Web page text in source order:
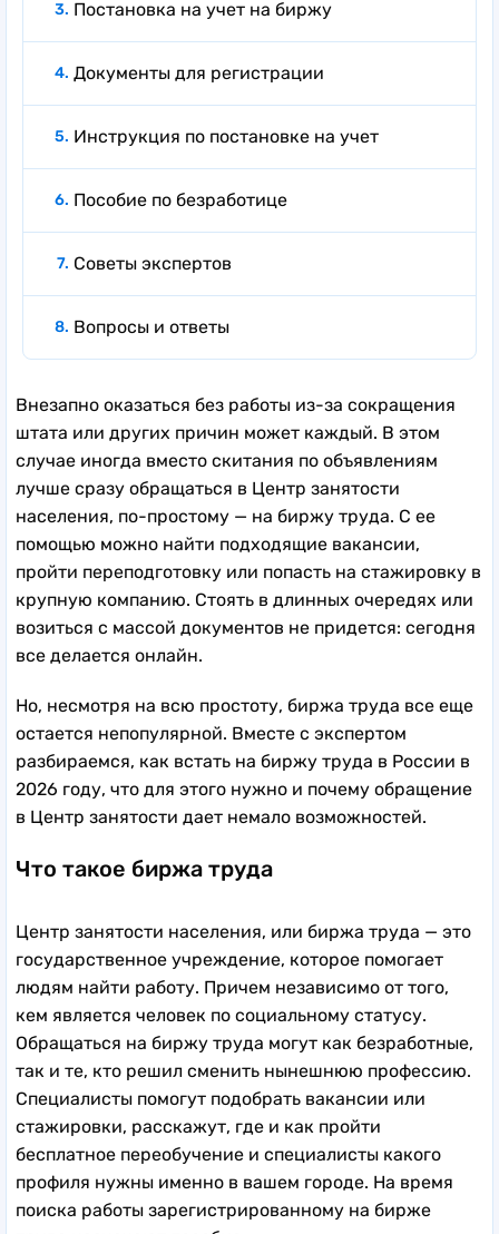
Постановка на учет на биржу
Документы для регистрации
Инструкция по постановке на учет
Пособие по безработице
Советы экспертов
Вопросы и ответы
Внезапно оказаться без работы из-за сокращения
штата или других причин может каждый. В этом
случае иногда вместо скитания по объявлениям
лучше сразу обращаться в Центр занятости
населения, по-простому — на биржу труда. С ее
помощью можно найти подходящие вакансии,
пройти переподготовку или попасть на стажировку в
крупную компанию. Стоять в длинных очередях или
возиться с массой документов не придется: сегодня
все делается онлайн.
Но, несмотря на всю простоту, биржа труда все еще
остается непопулярной. Вместе с экспертом
разбираемся, как встать на биржу труда в России в
2026 году, что для этого нужно и почему обращение
в Центр занятости дает немало возможностей.
Что такое биржа труда
Центр занятости населения, или биржа труда — это
государственное учреждение, которое помогает
людям найти работу. Причем независимо от того,
кем является человек по социальному статусу.
Обращаться на биржу труда могут как безработные,
так и те, кто решил сменить нынешнюю профессию.
Специалисты помогут подобрать вакансии или
стажировки, расскажут, где и как пройти
бесплатное переобучение и специалисты какого
профиля нужны именно в вашем городе. На время
поиска работы зарегистрированному на бирже